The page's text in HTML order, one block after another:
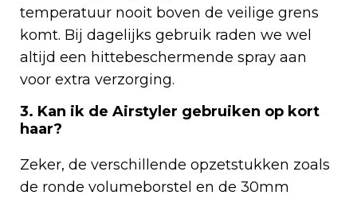
temperatuur nooit boven de veilige grens
komt. Bij dagelijks gebruik raden we wel
altijd een hittebeschermende spray aan
voor extra verzorging.
3. Kan ik de Airstyler gebruiken op kort
haar?
Zeker, de verschillende opzetstukken zoals
de ronde volumeborstel en de 30mm